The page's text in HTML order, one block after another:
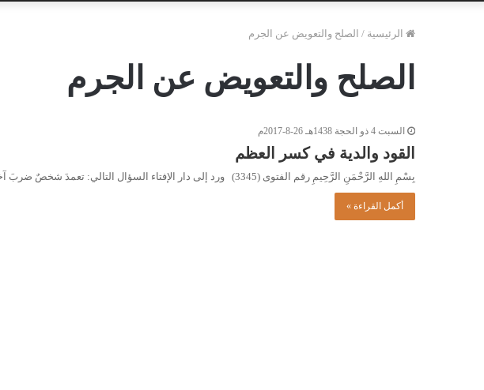
الرئيسية / الصلح والتعويض عن الجرم
الصلح والتعويض عن الجرم
السبت 4 ذو الحجة 1438هـ 26-8-2017م
القود والدية في كسر العظم
بِسْمِ اللهِ الرَّحْمَنِ الرَّحِيمِ رقم الفتوى (3345) ورد إلى دار الإفتاء السؤال التالي: تعمدَ شخصٌ ضربَ آخر، فأدّى ذلك…
أكمل القراءة »